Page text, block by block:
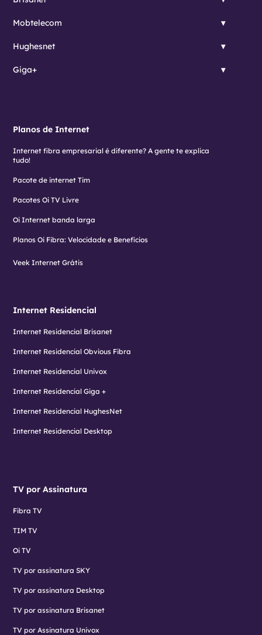
Mobtelecom
Hughesnet
Giga+
Planos de Internet
Internet fibra empresarial é diferente? A gente te explica
tudo!
Pacote de internet Tim
Pacotes Oi TV Livre
Oi Internet banda larga
Planos Oi Fibra: Velocidade e Benefícios
Veek Internet Grátis
Internet Residencial
Internet Residencial Brisanet
Internet Residencial Obvious Fibra
Internet Residencial Univox
Internet Residencial Giga +
Internet Residencial HughesNet
Internet Residencial Desktop
TV por Assinatura
Fibra TV
TIM TV
Oi TV
TV por assinatura SKY
TV por assinatura Desktop
TV por assinatura Brisanet
TV por Assinatura Univox